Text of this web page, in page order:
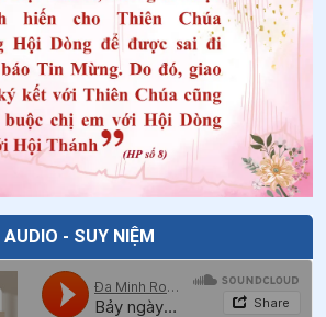
AUDIO - SUY NIỆM